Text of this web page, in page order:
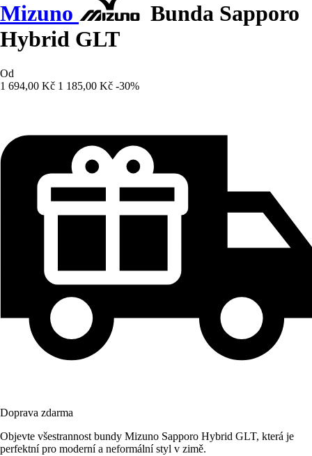
Mizuno
Bunda Sapporo
Hybrid GLT
Od
1 694,00 Kč 1 185,00 Kč -30%
Doprava zdarma
Objevte všestrannost bundy Mizuno Sapporo Hybrid GLT, která je
perfektní pro moderní a neformální styl v zimě.